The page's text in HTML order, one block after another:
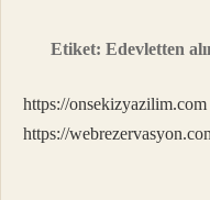
Etiket:Edevletten
https://onsekizyazilim.com
https://